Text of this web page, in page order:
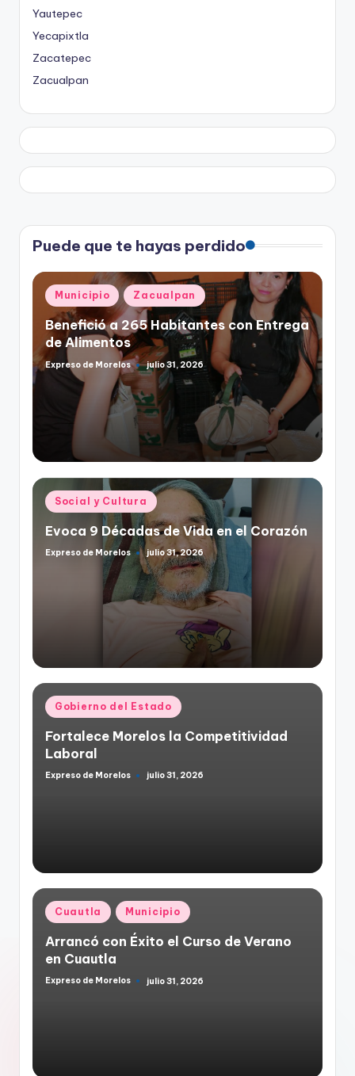
Yautepec
Yecapixtla
Zacatepec
Zacualpan
Puede que te hayas perdido
Publicado
en
Municipio Zacualpan
Benefició a 265 Habitantes con Entrega
de Alimentos
Publicado
Expreso de Morelos julio 31, 2026
Publicado
en
Social y Cultura
Evoca 9 Décadas de Vida en el Corazón
Publicado
Expreso de Morelos julio 31, 2026
Publicado
en
Gobierno del Estado
Fortalece Morelos la Competitividad
Laboral
Publicado
Expreso de Morelos julio 31, 2026
Publicado
en
Cuautla Municipio
Arrancó con Éxito el Curso de Verano
en Cuautla
Publicado
Expreso de Morelos julio 31, 2026